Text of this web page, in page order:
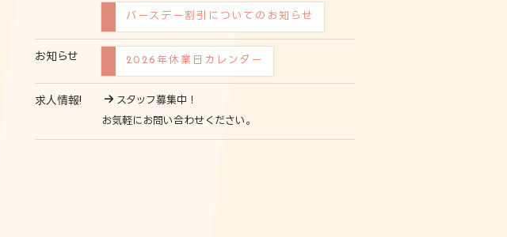
バースデー割引についてのお知らせ
お知らせ 2026年休業日カレンダー
求人情報!
スタッフ募集中！
お気軽にお問い合わせください。